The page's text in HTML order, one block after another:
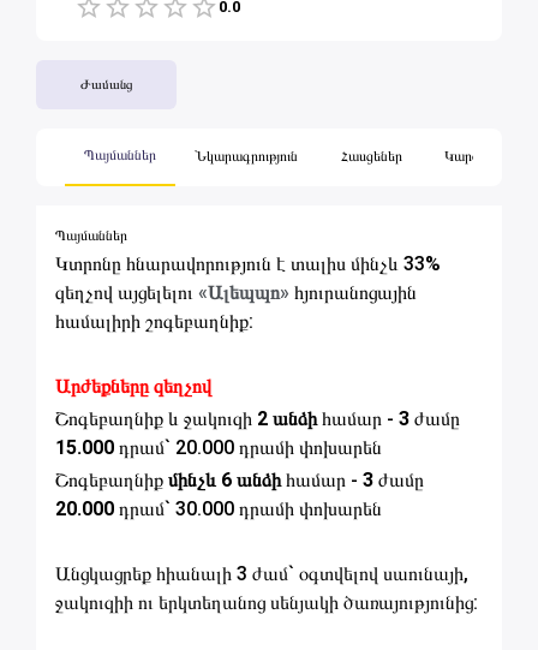
0.0
Ժամանց
Պայմաններ Նկարագրություն Հասցեներ Կարծիքներ
Պայմաններ
Կտրոնը հնարավորություն է տալիս մինչև 33%
զեղչով այցելելու«Ալեպպո» հյուրանոցային
համալիրի շոգեբաղնիք:
Արժեքները զեղչով
Շոգեբաղնիք և ջակուզի 2 անձի համար -3 ժամը
15.000դրամ` 20.000 դրամի փոխարեն
Շոգեբաղնիքմինչև 6 անձիհամար -3 ժամը
20.000դրամ` 30.000 դրամի փոխարեն
Անցկացրեք հիանալի 3 ժամ` օգտվելով սաունայի,
ջակուզիի ու երկտեղանոց սենյակի ծառայությունից: